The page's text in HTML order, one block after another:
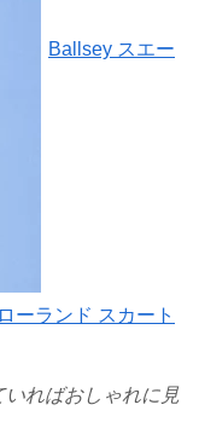
Ballsey スエー
ーランド スカート
いればおしゃれに見